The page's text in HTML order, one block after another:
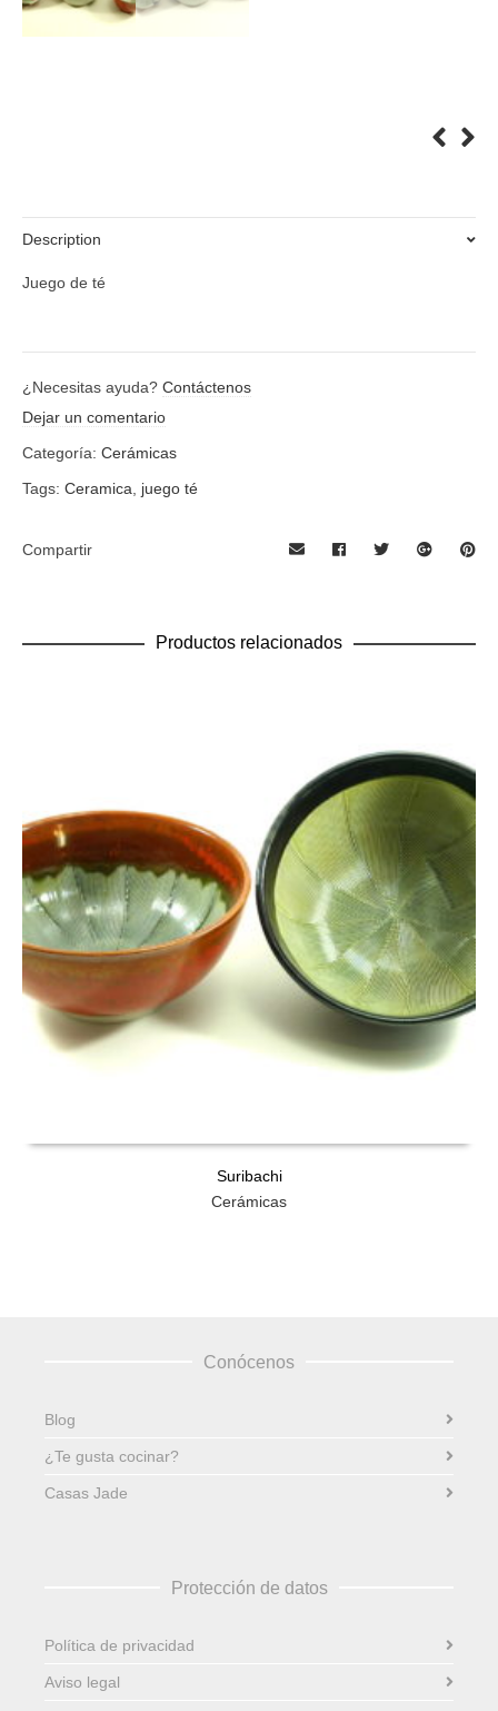
Description
Juego de té
¿Necesitas ayuda? Contáctenos
Dejar un comentario
Categoría: Cerámicas
Tags: Ceramica juego té
Compartir
Productos relacionados
Suribachi
Cerámicas
Conócenos
Blog
¿Te gusta cocinar?
Casas Jade
Protección de datos
Política de privacidad
Aviso legal